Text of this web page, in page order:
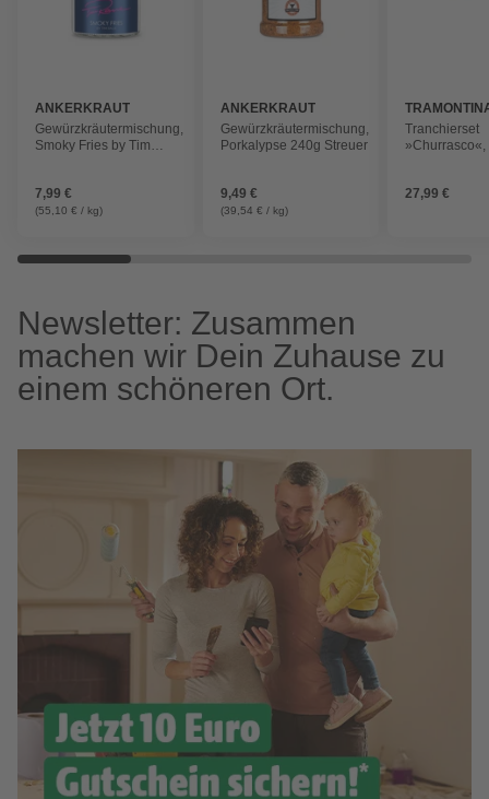
ANKERKRAUT
Gewürzkräutermischung,
Smoky Fries by Tim
7,99 €
(55,10 € / kg)
ANKERKRAUT
Gewürzkräutermischung,
Porkalypse 240g Streuer
9,49 €
(39,54 € / kg)
Tranchierset
»Churrasco«,
27,99 €
Newsletter: Zusammen
machen wir Dein Zuhause zu
einem schöneren Ort.